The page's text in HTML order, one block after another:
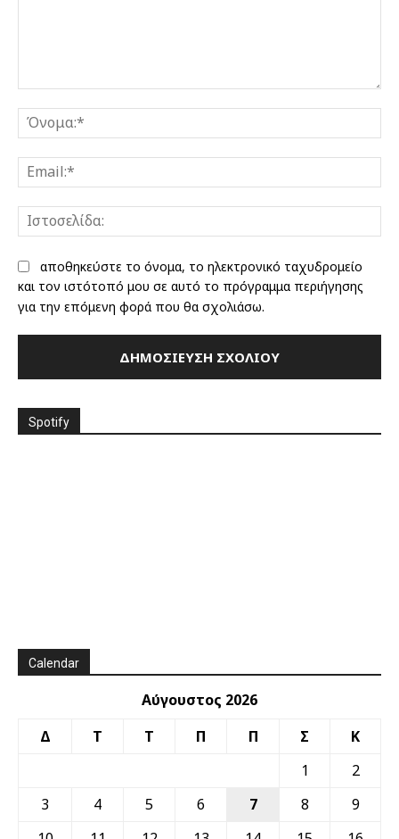
αποθηκεύστε το όνομα, το ηλεκτρονικό ταχυδρομείο
και τον ιστότοπό μου σε αυτό το πρόγραμμα περιήγησης
για την επόμενη φορά που θα σχολιάσω.
Spotify
Calendar
Αύγουστος 2026
Δ
Τ Τ Π Π Σ
Κ
1
2
3
4 5 6 7 8
9